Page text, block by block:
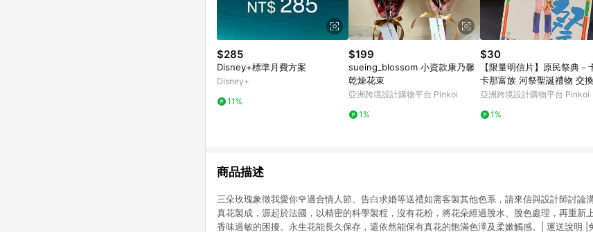
$285
Disney+標準月費方案
Disney+
11%
$199
sueing_blossom 小資款康乃馨
乾燥花束
亞洲跨境設計購物平台 Pinkoi
1%
$30
【限量明信片】原民祭典－
卡那富族 河祭聖誕禮物 交
亞洲跨境設計購物平台 Pinkoi
1%
商品描述
三朵玫瑰象徵我愛你🌹適合情人節、告白求婚等送禮如需客製其他色系，請來信與設計師討論
真花製成，源起於法國，以精密的科學製程，沒有花粉，將花朵經過脫水、脫色處理，再重新
香味過敏的困擾。永生花能長久保存，還依然能保有真花的飽滿色澤及柔嫰觸感。| 運送說明 |